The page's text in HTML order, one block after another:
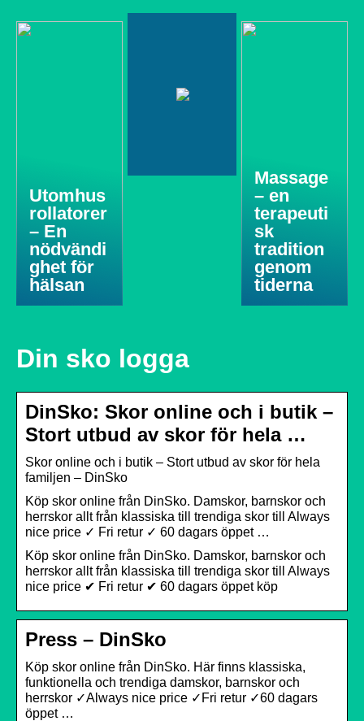
Utomhus
rollatorer
– En
nödvändi
ghet för
hälsan
Massage
– en
terapeuti
sk
tradition
genom
tiderna
Din sko logga
DinSko: Skor online och i butik –
Stort utbud av skor för hela …
Skor online och i butik – Stort utbud av skor för hela
familjen – DinSko
Köp skor online från DinSko. Damskor, barnskor och
herrskor allt från klassiska till trendiga skor till Always
nice price ✓ Fri retur ✓ 60 dagars öppet …
Köp skor online från DinSko. Damskor, barnskor och
herrskor allt från klassiska till trendiga skor till Always
nice price ✔ Fri retur ✔ 60 dagars öppet köp
Press – DinSko
Köp skor online från DinSko. Här finns klassiska,
funktionella och trendiga damskor, barnskor och
herrskor ✓Always nice price ✓Fri retur ✓60 dagars
öppet …